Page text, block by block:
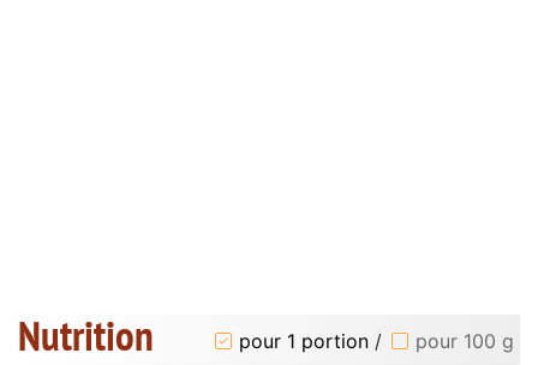
Nutrition pour 1 portion / pour 100 g